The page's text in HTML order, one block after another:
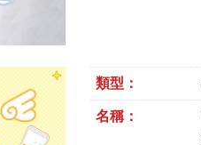
類型：
名稱：